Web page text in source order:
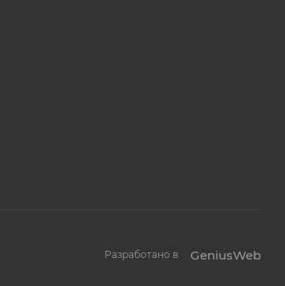
Разработано в GeniusWeb